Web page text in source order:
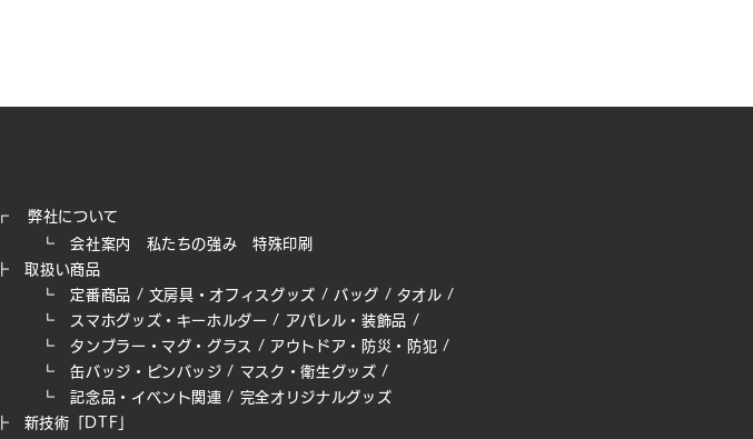
┏ 弊社について
┗会社案内 私たちの強み​
特殊印刷
┣
取扱い商品
┗定番商品 / 文房具・オフィスグッズ / バッグ / タオル /
┗
スマホグッズ・キーホルダー / アパレル・装飾品 /
┗タンブラー・マグ・グラス / アウトドア・防災・防犯 /
┗缶バッジ・ピンバッジ / マスク・衛生グッズ /
┗記念品・イベント関連 / 完全オリジナルグッズ
┣
新技術「DTF」